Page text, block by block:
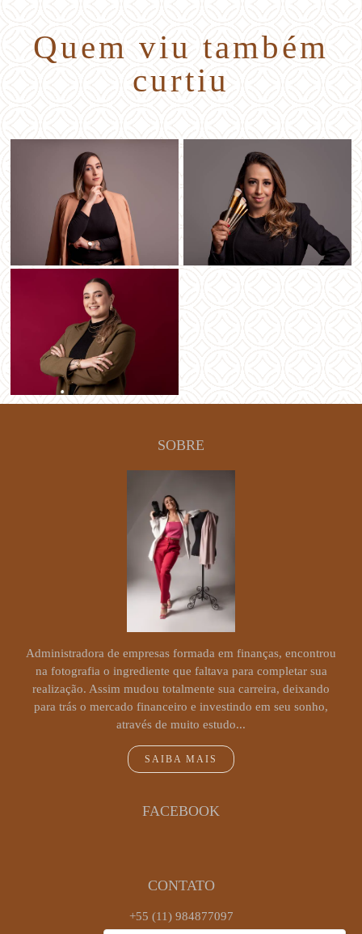
Quem viu também
curtiu
SOBRE
Administradora de empresas formada em finanças, encontrou
na fotografia o ingrediente que faltava para completar sua
realização. Assim mudou totalmente sua carreira, deixando
para trás o mercado financeiro e investindo em seu sonho,
através de muito estudo...
SAIBA MAIS
FACEBOOK
CONTATO
+55 (11) 984877097